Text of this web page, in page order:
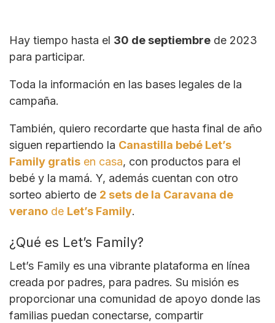
Hay tiempo hasta el 30 de septiembre de 2023
para participar.
Toda la información en las bases legales de la
campaña.
También, quiero recordarte que hasta final de año
siguen repartiendo la Canastilla bebé Let’s
Family gratis en casa, con productos para el
bebé y la mamá. Y, además cuentan con otro
sorteo abierto de 2 sets de la Caravana de
verano de Let’s Family.
¿Qué es Let’s Family?
Let’s Family es una vibrante plataforma en línea
creada por padres, para padres. Su misión es
proporcionar una comunidad de apoyo donde las
familias puedan conectarse, compartir